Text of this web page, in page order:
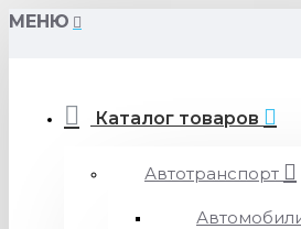
МЕНЮ
Каталог товаров
Автотранспорт